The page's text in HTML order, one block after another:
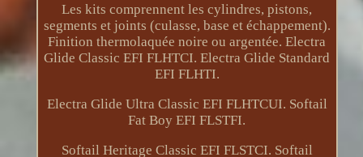
Les kits comprennent les cylindres, pistons,
segments et joints (culasse, base et échappement).
Finition thermolaquée noire ou argentée. Electra
Glide Classic EFI FLHTCI. Electra Glide Standard
EFI FLHTI.
Electra Glide Ultra Classic EFI FLHTCUI. Softail
Fat Boy EFI FLSTFI.
Softail Heritage Classic EFI FLSTCI. Softail